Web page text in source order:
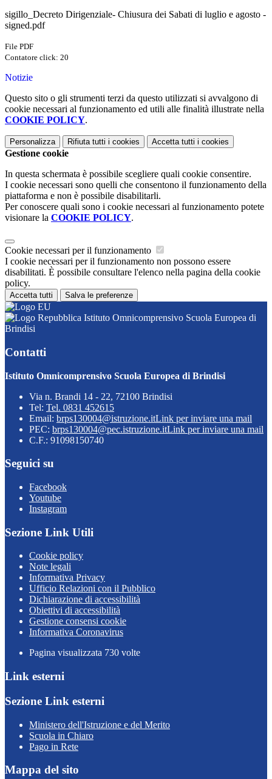
sigillo_Decreto Dirigenziale- Chiusura dei Sabati di luglio e agosto -
signed.pdf
File PDF
Contatore click: 20
Notizie
Questo sito o gli strumenti terzi da questo utilizzati si avvalgono di
cookie necessari al funzionamento ed utili alle finalità illustrate nella
COOKIE POLICY.
Personalizza Rifiuta tutti i cookies Accetta tutti i cookies
Gestione cookie
In questa schermata è possibile scegliere quali cookie consentire.
I cookie necessari sono quelli che consentono il funzionamento della
piattaforma e non è possibile disabilitarli.
Per conoscere quali sono i cookie necessari al funzionamento potete
visionare la COOKIE POLICY.
Cookie necessari per il funzionamento
I cookie necessari per il funzionamento non possono essere
disabilitati. È possibile consultare l'elenco nella pagina della cookie
policy.
Accetta tutti Salva le preferenze
Istituto Omnicomprensivo Scuola Europea di
Brindisi
Contatti
Istituto Omnicomprensivo Scuola Europea di Brindisi
Via n. Brandi 14 - 22, 72100 Brindisi
Tel: Tel. 0831 452615
Email: brps130004@istruzione.itLink per inviare una mail
PEC: brps130004@pec.istruzione.itLink per inviare una mail
C.F.: 91098150740
Seguici su
Facebook
Youtube
Instagram
Sezione Link Utili
Cookie policy
Note legali
Informativa Privacy
Ufficio Relazioni con il Pubblico
Dichiarazione di accessibilità
Obiettivi di accessibilità
Gestione consensi cookie
Informativa Coronavirus
Pagina visualizzata 730 volte
Link esterni
Sezione Link esterni
Ministero dell'Istruzione e del Merito
Scuola in Chiaro
Pago in Rete
Mappa del sito